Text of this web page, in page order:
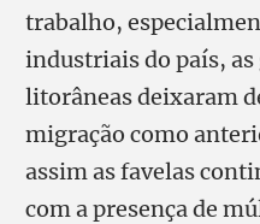
trabalho,
industriais do país, as
litorâneas deixaram
migração como
assim as favelas
com a presença de